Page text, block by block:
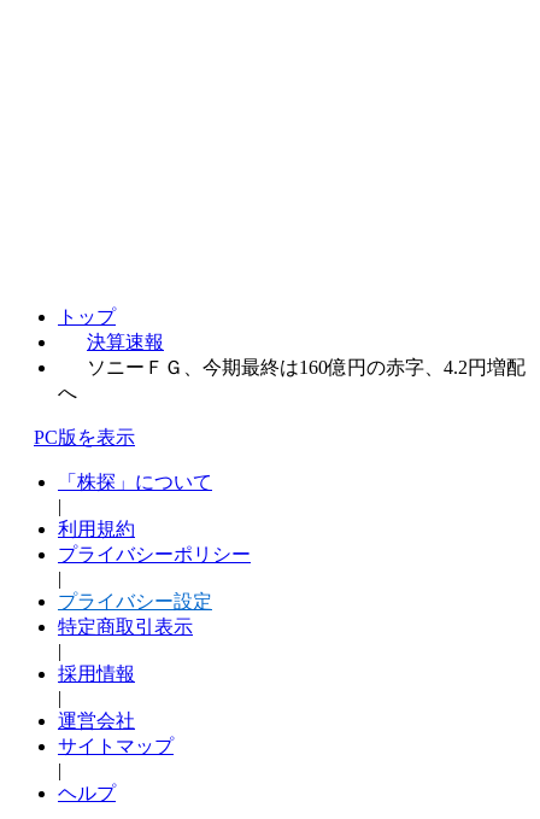
トップ
決算速報
ソニーＦＧ、今期最終は160億円の赤字、4.2円増配
へ
PC版を表示
「株探」について
|
利用規約
プライバシーポリシー
|
プライバシー設定
特定商取引表示
|
採用情報
|
運営会社
サイトマップ
|
ヘルプ